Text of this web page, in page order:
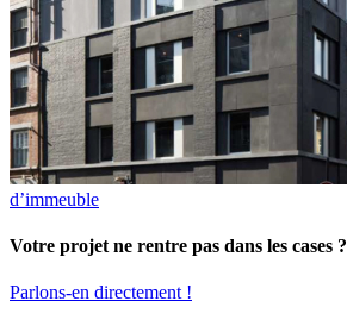
d’immeuble
Votre projet ne rentre pas dans les cases ?
Parlons-en directement !